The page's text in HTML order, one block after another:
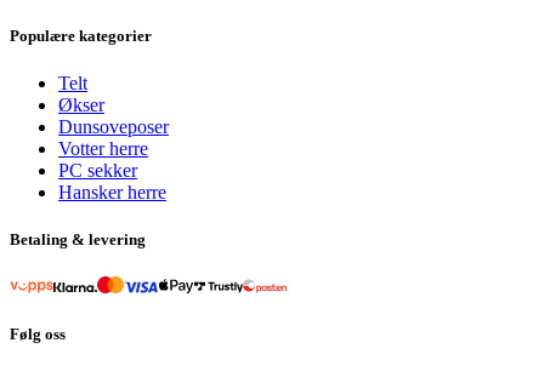
Populære kategorier
Telt
Økser
Dunsoveposer
Votter herre
PC sekker
Hansker herre
Betaling & levering
Følg oss